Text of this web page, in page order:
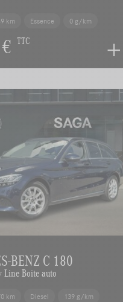
km Essence 0 g/km
TTC
BENZ C 180
Line Boite auto
km Diesel 139 g/km